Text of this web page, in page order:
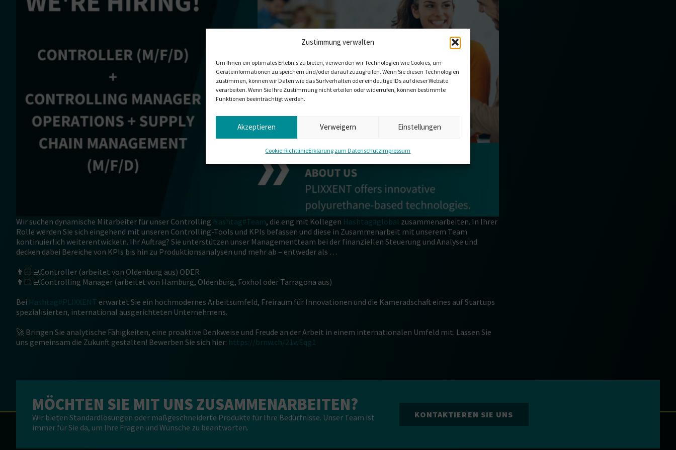
Zustimmung verwalten
Um Ihnen ein optimales Erlebnis zu bieten, verwenden wir Technologien wie Cookies, um
Geräteinformationen zu speichern und/oder darauf zuzugreifen. Wenn Sie diesen Technologien
zustimmen, können wir Daten wie das Surfverhalten oder eindeutige IDs auf dieser Website
verarbeiten. Wenn Sie Ihre Zustimmung nicht erteilen oder widerrufen, können bestimmte
Funktionen beeinträchtigt werden.
Akzeptieren Verweigern Einstellungen
Cookie-RichtlinieErklärung zum DatenschutzImpressum
Wir suchen dynamische Mitarbeiter für unser Controlling Hashtag#Team, die eng mit Kollegen Hashtag#global zusammenarbeiten. In Ihrer
Rolle werden Sie sich eingehend mit unseren Controlling-Tools und KPIs befassen und diese in Zusammenarbeit mit unserem Team
kontinuierlich weiterentwickeln. Ihr Auftrag? Sie unterstützen unser Managementteam bei der finanziellen Steuerung und Analyse und
decken dabei Bereiche von KPIs bis hin zu Produktionsanalysen und mehr ab – entweder als …
👨🏻‍💻Controller (arbeitet von Oldenburg aus) ODER
👨🏻‍💻Controlling Manager (arbeitet von Hamburg, Oldenburg, Foxhol oder Tarragona aus)
Bei Hashtag#PLIXXENT erwartet Sie ein hochmodernes Arbeitsumfeld, Freiraum für Innovationen und die Kameradschaft eines auf Startups
spezialisierten, international ausgerichteten Unternehmens.
🚀 Bringen Sie analytische Fähigkeiten, eine proaktive Denkweise und Freude an der Arbeit in einem internationalen Umfeld mit. Lassen Sie
uns gemeinsam die Zukunft gestalten! Bewerben Sie sich hier: https://brnw.ch/21wEqg1
MÖCHTEN SIE MIT UNS ZUSAMMENARBEITEN?
Wir bieten Standardlösungen oder maßgeschneiderte Produkte für Ihre Bedürfnisse. Unser Team ist
immer für Sie da, um Ihre Fragen und Wünsche zu beantworten.
KONTAKTIEREN SIE UNS